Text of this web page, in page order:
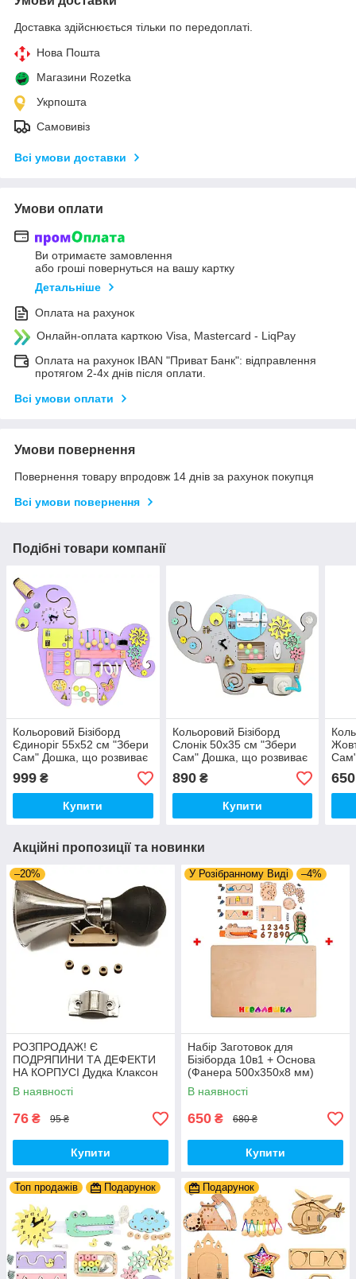
Доставка здійснюється тільки по передоплаті.
Нова Пошта
Магазини Rozetka
Укрпошта
Самовивіз
Всі умови доставки
Умови оплати
Ви отримаєте замовлення
або гроші повернуться на вашу картку
Детальніше
Оплата на рахунок
Онлайн-оплата карткою Visa, Mastercard - LiqPay
Оплата на рахунок IBAN "Приват Банк": відправлення
протягом 2-4х днів після оплати.
Всі умови оплати
Умови повернення
Повернення товару впродовж 14 днів за рахунок покупця
Всі умови повернення
Подібні товари компанії
Кольоровий Бізіборд
Єдиноріг 55х52 см "Збери
Сам" Дошка, що розвиває
Розібраному Виді +
Кріплення
999 ₴
Купити
Кольоровий Бізіборд
Слонік 50х35 см "Збери
Сам" Дошка, що розвиває
Розібраному Виді +
Кріплення
890₴
Купити
650
Акційні пропозиції та новинки
–20%
РОЗПРОДАЖ! Є
ПОДРЯПИНИ ТА ДЕФЕКТИ
НА КОРПУСІ Дудка Клаксон
для Велосипедів 14 см Фа-
Фа Пластик + Гума
В наявності
76 ₴ 95 ₴
Купити
У Розібранному Виді –4%
Набір Заготовок для
Бізіборда 10в1 + Основа
(Фанера 500x350x8 мм)
Базові Деталі, Весь Комплект
- Собери Сам
В наявності
650 ₴ 680 ₴
Купити
Топ продажів Подарунок Подарунок